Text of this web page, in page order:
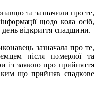
та зазначили про те,
щодо кола осіб,
день відкриття спадщини.
зазначала про те,
після померлої та
із заявою про прийняття
що прийняв спадкове